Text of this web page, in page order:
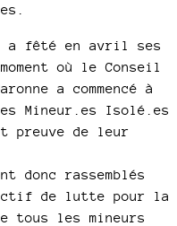
a fêté en avril ses
où le Conseil
a commencé à
Mineur.es Isolé.es
preuve de leur
donc rassemblés
de lutte pour la
tous les mineurs